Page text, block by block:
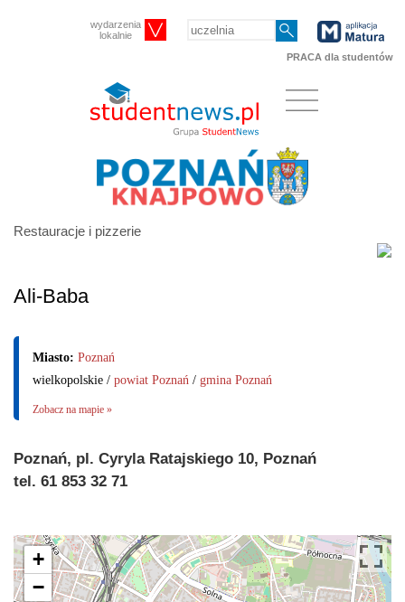
wydarzenia
lokalnie
PRACA dla studentów
Restauracje i pizzerie
Ali-Baba
Miasto: Poznań
wielkopolskie / powiat Poznań / gmina Poznań
Zobacz na mapie »
Poznań, pl. Cyryla Ratajskiego 10, Poznań
tel. 61 853 32 71
+
−